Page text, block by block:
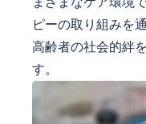
ピーの取り組みを
高齢者の社会的絆
す。